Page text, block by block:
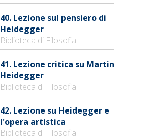
40. Lezione sul pensiero di
Heidegger
Biblioteca di Filosofia
41. Lezione critica su Martin
Heidegger
Biblioteca di Filosofia
42. Lezione su Heidegger e
l'opera artistica
Biblioteca di Filosofia